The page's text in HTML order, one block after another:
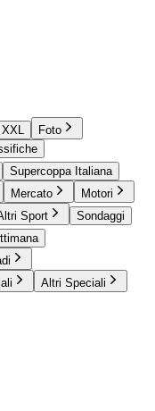
Foto
Supercoppa Italiana
Mercato
Motori
Sport
Sondaggi
Altri Speciali